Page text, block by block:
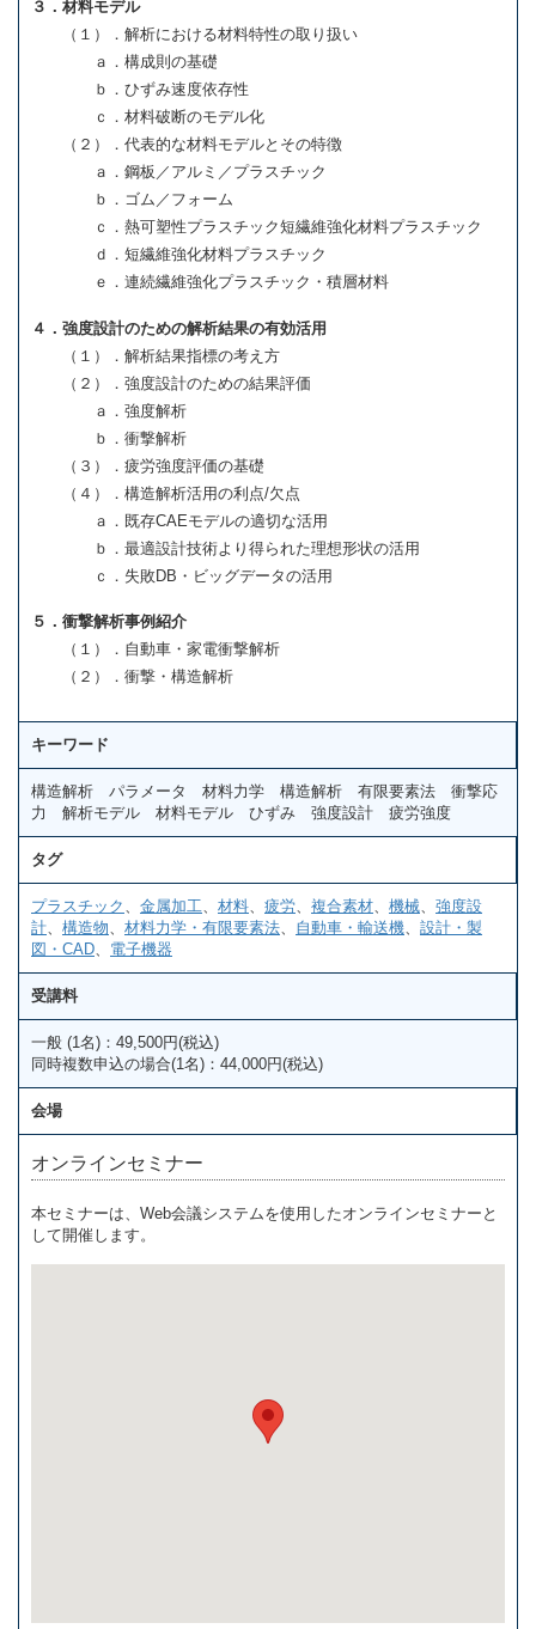
３．材料モデル
（１）．解析における材料特性の取り扱い
ａ．構成則の基礎
ｂ．ひずみ速度依存性
ｃ．材料破断のモデル化
（２）．代表的な材料モデルとその特徴
ａ．鋼板／アルミ／プラスチック
ｂ．ゴム／フォーム
ｃ．熱可塑性プラスチック短繊維強化材料プラスチック
ｄ．短繊維強化材料プラスチック
ｅ．連続繊維強化プラスチック・積層材料
４．強度設計のための解析結果の有効活用
（１）．解析結果指標の考え方
（２）．強度設計のための結果評価
ａ．強度解析
ｂ．衝撃解析
（３）．疲労強度評価の基礎
（４）．構造解析活用の利点/欠点
ａ．既存CAEモデルの適切な活用
ｂ．最適設計技術より得られた理想形状の活用
ｃ．失敗DB・ビッグデータの活用
５．衝撃解析事例紹介
（１）．自動車・家電衝撃解析
（２）．衝撃・構造解析
キーワード
構造解析 パラメータ 材料力学 構造解析 有限要素法 衝撃応
力 解析モデル 材料モデル ひずみ 強度設計 疲労強度
タグ
プラスチック 金属加工 材料 疲労 複合素材 機械
強度設
計
構造物 材料力学・有限要素法 自動車・輸送機
設計・製
図・CAD
電子機器
受講料
一般 (1名)：49,500円(税込)
同時複数申込の場合(1名)：44,000円(税込)
会場
オンラインセミナー
本セミナーは、Web会議システムを使用したオンラインセミナーと
して開催します。